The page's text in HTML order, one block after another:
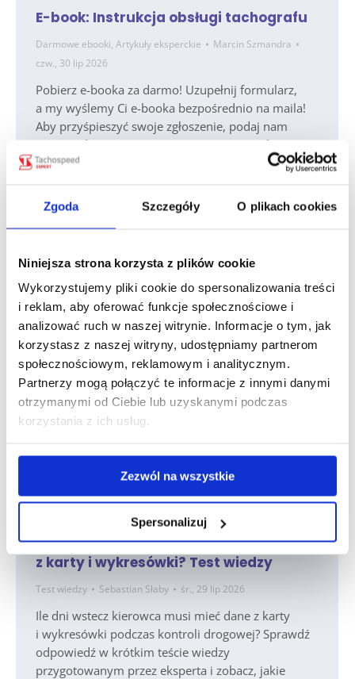
Zgoda Szczegóły O plikach cookies
Niniejsza strona korzysta z plików cookie
Wykorzystujemy pliki cookie do spersonalizowania treści
i reklam, aby oferować funkcje społecznościowe i
analizować ruch w naszej witrynie. Informacje o tym, jak
korzystasz z naszej witryny, udostępniamy partnerom
społecznościowym, reklamowym i analitycznym.
Partnerzy mogą połączyć te informacje z innymi danymi
otrzymanymi od Ciebie lub uzyskanymi podczas
korzystania z ich usług.
Zezwól na wszystkie
Spersonalizuj
E-book: Instrukcja obsługi tachografu
Darmowe ebooki, Artykuły eksperckie
Marcin Szmandra
czw., 30 lip 2026
Pobierz e-booka za darmo! Uzupełnij formularz,
a my wyślemy Ci e-booka bezpośrednio na maila!
Aby przyśpieszyć swoje zgłoszenie, podaj nam
więcej informacji Czym zajmuje się Twoja firma?
Transport krajowyTransport
i międzynarodowyRozliczanie czasu pracy
kierowców / biuro rachunkoweInna działalność Ile
klientem?TakNie Czy prowadzisz transport lekki
do 3,5 t.?TakNie Potwierdzam, że zapoznałem się
z polityką prywatności…
Ile dni wstecz kierowca musi mieć dane
z karty i wykresówki? Test wiedzy
Test wiedzy Sebastian Słaby śr., 29 lip 2026
Ile dni wstecz kierowca musi mieć dane z karty
i wykresówki podczas kontroli drogowej? Sprawdź
odpowiedź w krótkim teście wiedzy
przygotowanym przez eksperta i zobacz, jakie